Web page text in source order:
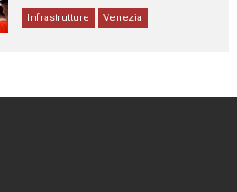
Infrastrutture Venezia